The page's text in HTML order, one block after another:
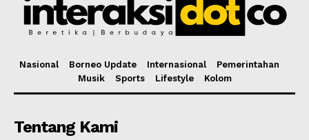
Nasional Borneo Update Internasional
Pemerintahan
Musik
Sports Lifestyle Kolom
Tentang Kami